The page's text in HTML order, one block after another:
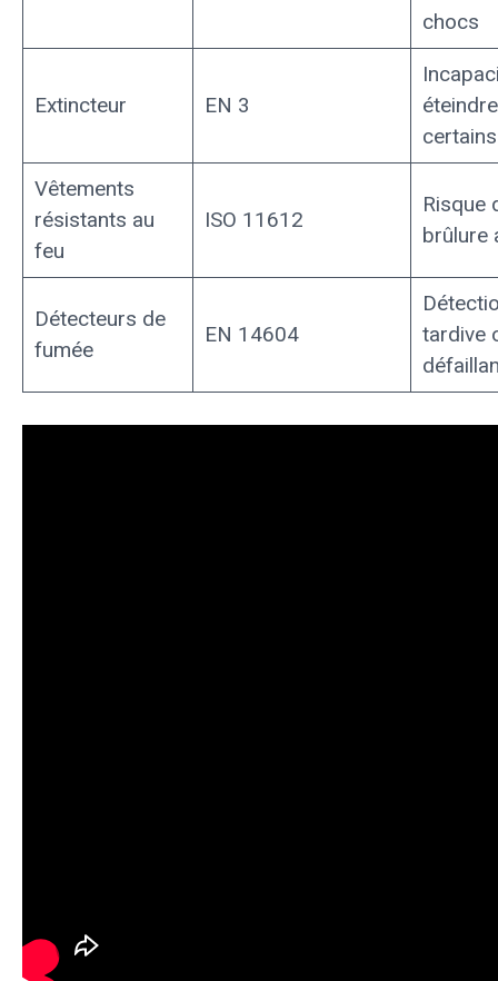
chocs
Extincteur EN 3
éteindre
Vêtements
résistants au
feu
ISO 11612
Risque
brûlure
Détecteurs de
fumée
EN 14604
tardive